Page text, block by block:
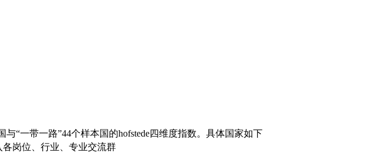
“一带一路”44个样本国的hofstede四维度指数。具体国家如下
各岗位、行业、专业交流群